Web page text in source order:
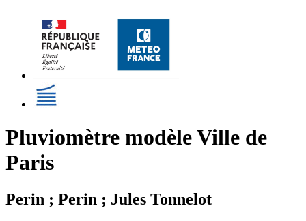
Pluviomètre modèle Ville de
Paris
Perin ; Perin ; Jules Tonnelot